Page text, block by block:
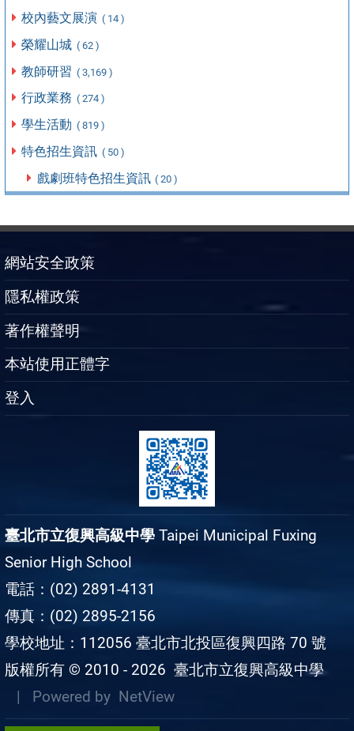
校內藝文展演 ( 14 )
榮耀山城 ( 62 )
教師研習 ( 3,169 )
行政業務 ( 274 )
學生活動 ( 819 )
特色招生資訊 ( 50 )
戲劇班特色招生資訊 ( 20 )
網站安全政策
隱私權政策
著作權聲明
本站使用正體字
登入
臺北市立復興高級中學 Taipei Municipal Fuxing
Senior High School
電話：(02) 2891-4131
傳真：(02) 2895-2156
學校地址：112056 臺北市北投區復興四路 70 號
版權所有 © 2010 - 2026 臺北市立復興高級中學
| Powered by NetView